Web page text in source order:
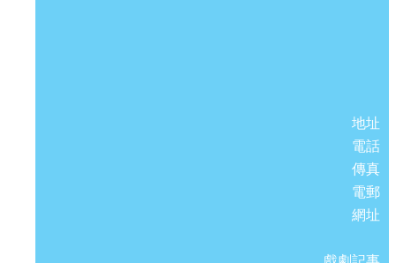
地址
電話
傳真
電郵
網址